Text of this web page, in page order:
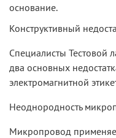
основание.
Конструктивный
Специалисты Тестовой
два основных
электромагнитной
Неоднородность
Микропровод